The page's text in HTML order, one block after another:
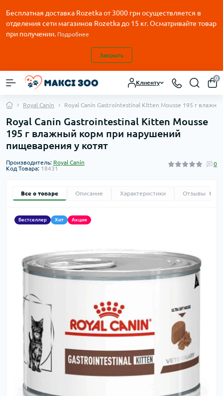
Бесплатная доставка Rozetka от3000 грн осуществляется в
отделения сети магазинов Rozetka до 15 кг. Осматривайте товар
при получении. Подробнее
Закрыть
Клиенту
0
Royal Canin Royal Canin Gastrointestinal Kitten Mousse 195 г
Royal Canin Gastrointestinal Kitten Mousse
195 г влажный корм при нарушений
пищеварения у котят
Производитель: Royal Canin
Код Товара: 18431
0
Все о товаре Описание Характеристики Отзывы
Бестселлер Хит Акция